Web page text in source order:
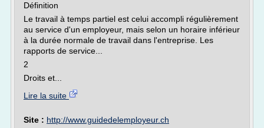
Définition
Le travail à temps partiel est celui accompli régulièrement
au service d'un employeur, mais selon un horaire inférieur
à la durée normale de travail dans l'entreprise. Les
rapports de service...
2
Droits et...
Lire la suite
Site : http://www.guidedelemployeur.ch